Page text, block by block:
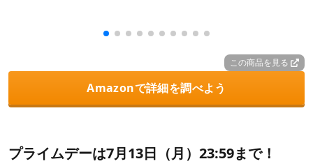
この商品を見る
Amazonで詳細を調べよう
プライムデーは7月13日（月）23:59まで！